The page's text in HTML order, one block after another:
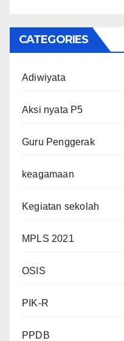
CATEGORIES
Adiwiyata
Aksi nyata P5
Guru Penggerak
keagamaan
Kegiatan sekolah
MPLS 2021
OSIS
PIK-R
PPDB